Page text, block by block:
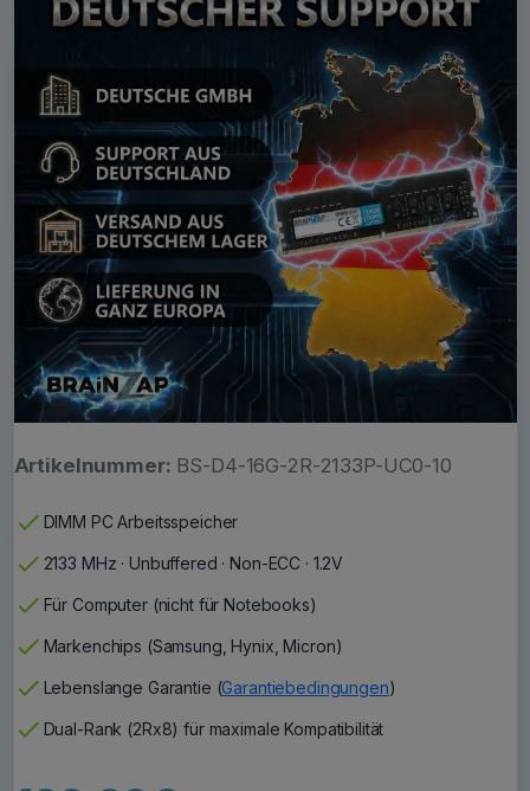
Artikelnummer: BS-D4-16G-2R-2133P-UC0-10
check DIMM PC Arbeitsspeicher
check 2133 MHz · Unbuffered · Non-ECC · 1.2V
check Für Computer (nicht für Notebooks)
check Markenchips (Samsung, Hynix, Micron)
check Lebenslange Garantie (Garantiebedingungen)
check Dual-Rank (2Rx8) für maximale Kompatibilität